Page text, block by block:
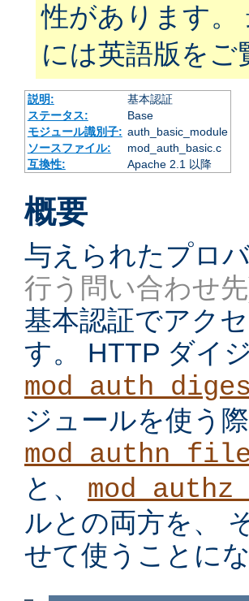
性があります。
には英語版をご
説明:
基本認証
ステータス:
Base
モジュール識別子: auth_basic_module
ソースファイル:
mod_auth_basic.c
互換性:
Apache 2.1 以降
概要
与えられたプロ
行う問い合わせ
基本認証でアク
す。 HTTP ダイ
ジュールを使う
と、
ルとの両方を、
せて使うことにな